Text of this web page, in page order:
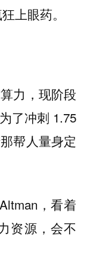
上眼药。
力，现阶段
了冲刺 1.75
帮人量身定
，看着
资源，会不